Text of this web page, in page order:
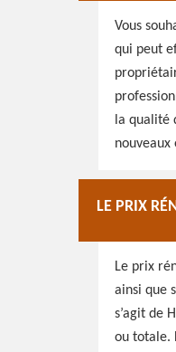
Vous
qui peut
la qualité
nouveaux
LE PRIX
Le prix
ainsi que
s’agit de
ou totale.